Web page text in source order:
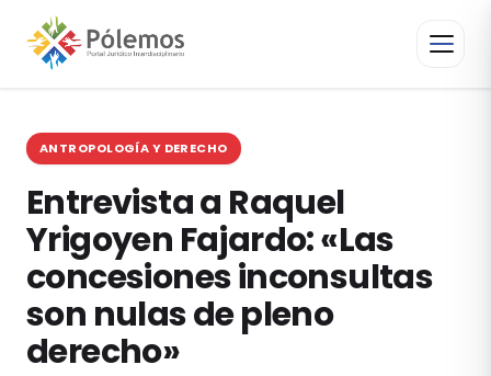
ANTROPOLOGÍA Y DERECHO
Entrevista a Raquel
Yrigoyen Fajardo: «Las
concesiones inconsultas
son nulas de pleno
derecho»